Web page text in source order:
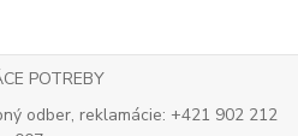
POTREBY
odber, reklamácie: +421 902 212